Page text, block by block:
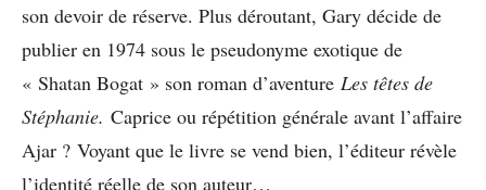
son devoir de réserve. Plus déroutant, Gary décide de
publier en 1974 sous le pseudonyme exotique de
« Shatan Bogat » son roman d’aventure Les têtes de
Stéphanie. Caprice ou répétition générale avant l’affaire
Ajar ? Voyant que le livre se vend bien, l’éditeur révèle
l’identité réelle de son auteur…